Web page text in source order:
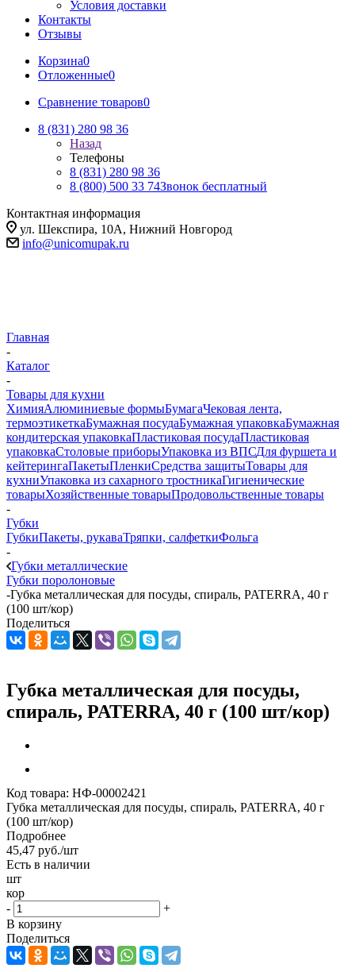
Условия доставки
Контакты
Отзывы
Корзина0
Отложенные0
Сравнение товаров0
8 (831) 280 98 36
Назад
Телефоны
8 (831) 280 98 36
8 (800) 500 33 74Звонок бесплатный
Контактная информация
ул. Шекспира, 10А, Нижний Новгород
info@unicomupak.ru
Главная
-
Каталог
-
Товары для кухни
ХимияАлюминиевые формыБумагаЧековая лента,
термоэтикеткаБумажная посудаБумажная упаковкаБумажная
кондитерская упаковкаПластиковая посудаПластиковая
упаковкаСтоловые приборыУпаковка из ВПСДля фуршета и
кейтерингаПакетыПленкиСредства защитыТовары для
кухниУпаковка из сахарного тростникаГигиенические
товарыХозяйственные товарыПродовольственные товары
-
Губки
ГубкиПакеты, рукаваТряпки, салфеткиФольга
-
Губки металлические
Губки поролоновые
-Губка металлическая для посуды, спираль, PATERRA, 40 г
(100 шт/кор)
Поделиться
Губка металлическая для посуды,
спираль, PATERRA, 40 г (100 шт/кор)
Код товара: НФ-00002421
Губка металлическая для посуды, спираль, PATERRA, 40 г
(100 шт/кор)
Подробнее
45,47 руб./шт
Есть в наличии
шт
кор
-
+
В корзину
Поделиться